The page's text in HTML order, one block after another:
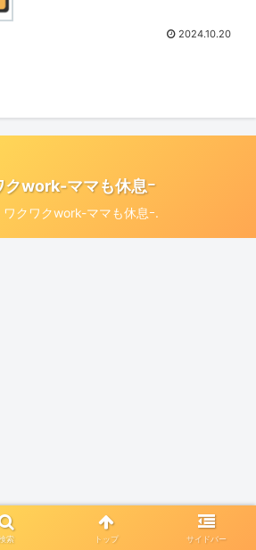
2024.10.20
クwork-ママも休息ｰ
クワクwork-ママも休息ｰ.
索 トップ サイドバー